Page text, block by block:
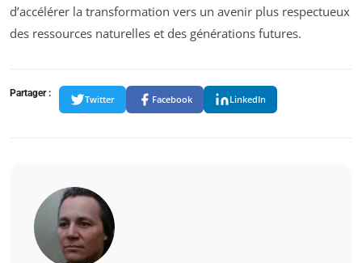
d’accélérer la transformation vers un avenir plus respectueux
des ressources naturelles et des générations futures.
Partager :
Twitter Facebook LinkedIn